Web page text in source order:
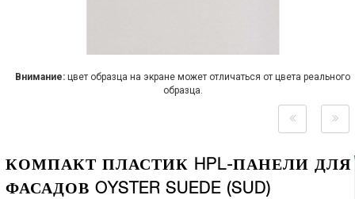
Внимание: цвет образца на экране может отличаться от цвета реального
образца.
КОМПАКТ ПЛАСТИК HPL-ПАНЕЛИ ДЛЯ
ФАСАДОВ OYSTER SUEDE (SUD)